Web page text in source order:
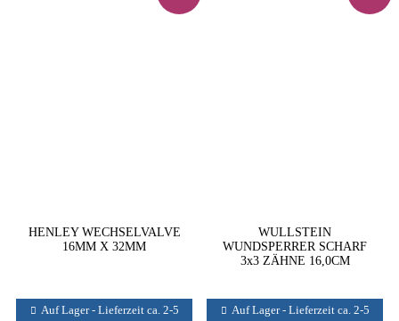
HENLEY WECHSELVALVE
16MM X 32MM
Auf Lager - Lieferzeit ca. 2-5
WULLSTEIN
WUNDSPERRER SCHARF
3x3 ZÄHNE 16,0CM
Auf Lager - Lieferzeit ca. 2-5